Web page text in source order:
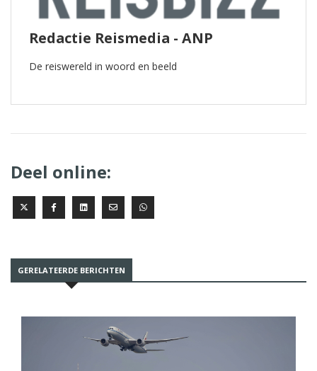
Redactie Reismedia - ANP
De reiswereld in woord en beeld
Deel online:
GERELATEERDE BERICHTEN